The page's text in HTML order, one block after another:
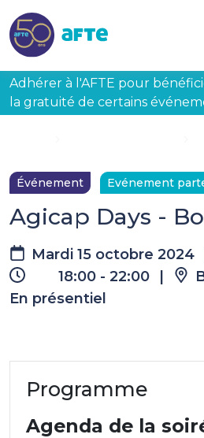
Adhérer à l'AFTE pour
la gratuité de certains
Événement Evénement
Agicap Days -
Mardi 15 octobre 2024
18:00 - 22:00
En présentiel
Programme
Agenda de la